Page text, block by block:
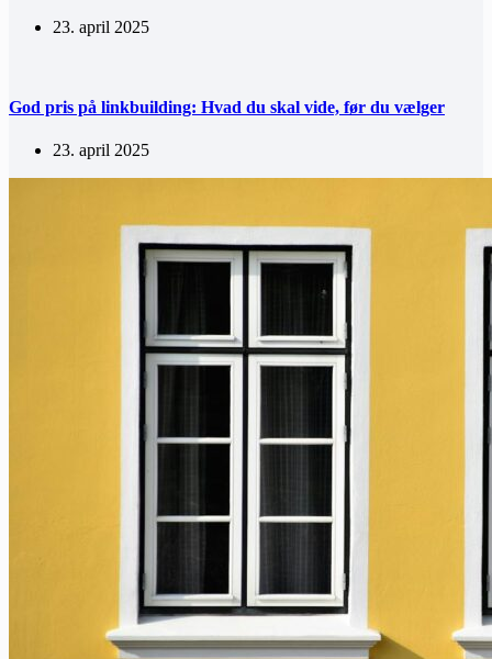
23. april 2025
God pris på linkbuilding: Hvad du skal vide, før du vælger
23. april 2025